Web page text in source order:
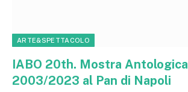
ARTE&SPETTACOLO
IABO 20th. Mostra Antologica
2003/2023 al Pan di Napoli